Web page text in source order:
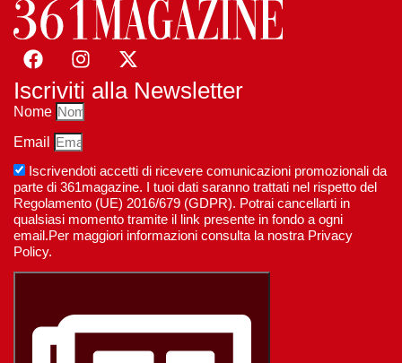
Iscriviti alla Newsletter
Nome
Email
Iscrivendoti accetti di ricevere comunicazioni promozionali da
parte di 361magazine. I tuoi dati saranno trattati nel rispetto del
Regolamento (UE) 2016/679 (GDPR). Potrai cancellarti in
qualsiasi momento tramite il link presente in fondo a ogni
email.Per maggiori informazioni consulta la nostra Privacy
Policy.